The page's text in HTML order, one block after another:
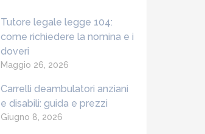
Tutore legale legge 104:
come richiedere la nomina e i
doveri
Maggio 26, 2026
Carrelli deambulatori anziani
e disabili: guida e prezzi
Giugno 8, 2026